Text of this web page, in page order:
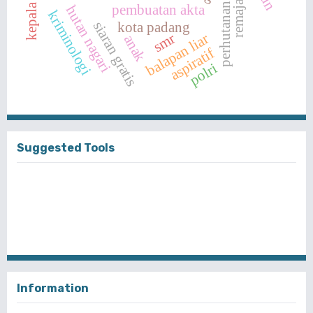
kota padang
hutan nagarisiaran gratis
kriminologi balapan liar
remaja
pembuatan akta
aspiratif
anak smr
polri
Suggested Tools
Information